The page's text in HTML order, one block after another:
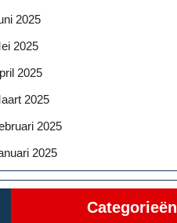
2025
2025
2025
2025
2025
2025
Categorieën